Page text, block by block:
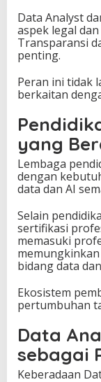
Data Analyst
aspek legal
Transparansi
penting.
Peran ini tidak
berkaitan
yang
Lembaga
dengan
data dan AI
Selain
sertifikasi
memasuki
bidang data
Ekosistem
pertumbuhan
Data
sebagai
Keberadaan